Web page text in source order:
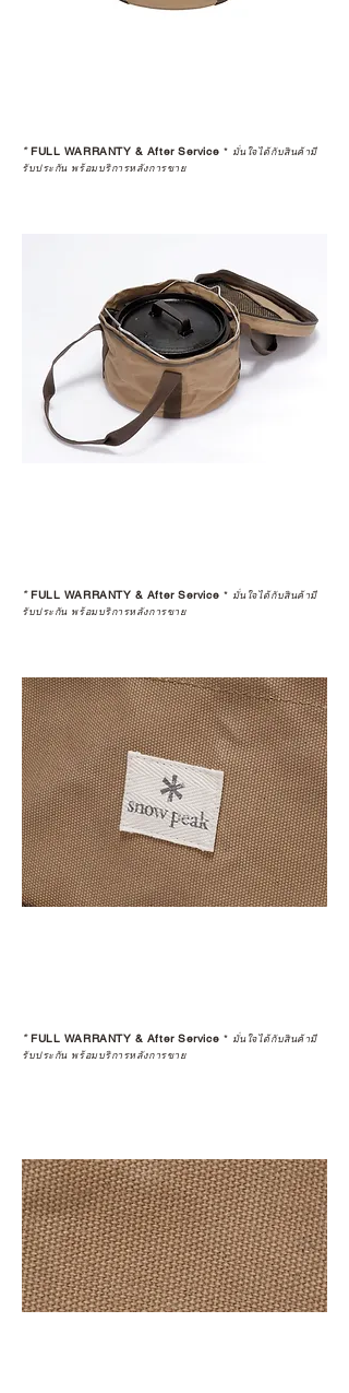
อย่างเป็นทางการหรือไม่ เพื่อให้คุณ
ในอุปกรณ์ที่คุณรัก มีคุณค่าอย่าง
เพื่อให้คุณได้รับทั้งสินค้า และ
ประสบการณ์ที่สมบูรณ์แบบในระยะ
อ่านต่อเรื่องการรับประกันสินค้าได้
ตรงนี้
>>
https://www.campstudio.co.th/
warranty
*FULL WARRANTY & After Service * มั่นใจได้กับสินค้ามี
รับประกัน พร้อมบริการหลังการขาย
*FULL WARRANTY & After Service * มั่นใจได้กับสินค้ามี
รับประกัน พร้อมบริการหลังการขาย
*FULL WARRANTY & After Service * มั่นใจได้กับสินค้ามี
รับประกัน พร้อมบริการหลังการขาย